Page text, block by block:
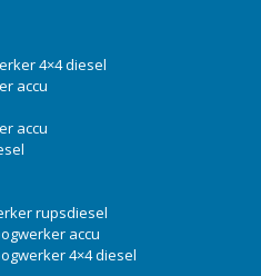
4×4 diesel
accu
accu
rupsdiesel
accu
4×4 diesel